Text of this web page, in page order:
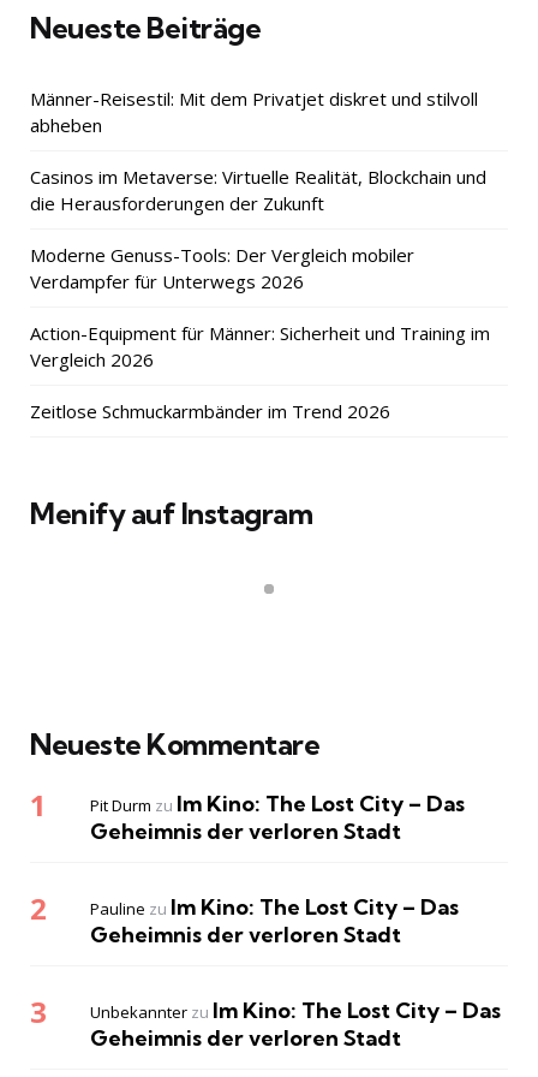
Neueste Beiträge
Männer-Reisestil: Mit dem Privatjet diskret und stilvoll
abheben
Casinos im Metaverse: Virtuelle Realität, Blockchain und
die Herausforderungen der Zukunft
Moderne Genuss-Tools: Der Vergleich mobiler
Verdampfer für Unterwegs 2026
Action-Equipment für Männer: Sicherheit und Training im
Vergleich 2026
Zeitlose Schmuckarmbänder im Trend 2026
Menify auf Instagram
Neueste Kommentare
Pit Durm zu Im Kino: The Lost City – Das
Geheimnis der verloren Stadt
Pauline zu Im Kino: The Lost City – Das
Geheimnis der verloren Stadt
Unbekannter zu Im Kino: The Lost City – Das
Geheimnis der verloren Stadt